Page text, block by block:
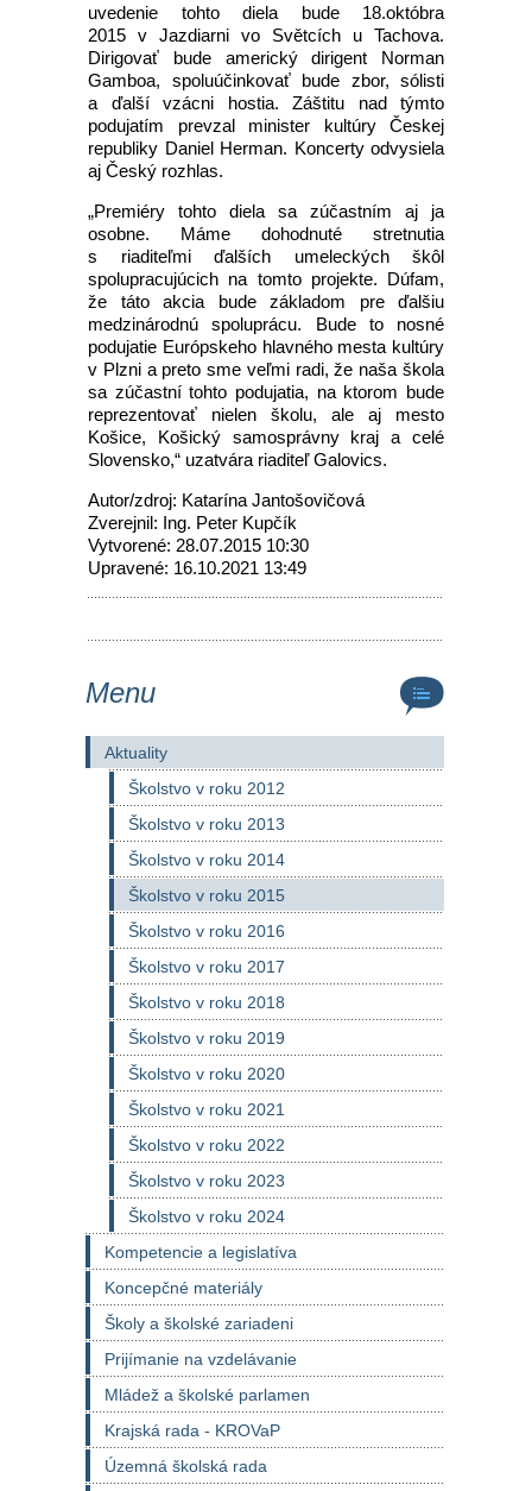
uvedenie tohto diela bude 18.októbra
2015 v Jazdiarni vo Světcích u Tachova.
Dirigovať bude americký dirigent Norman
Gamboa, spoluúčinkovať bude zbor, sólisti
a ďalší vzácni hostia. Záštitu nad týmto
podujatím prevzal minister kultúry Českej
republiky Daniel Herman. Koncerty odvysiela
aj Český rozhlas.
„Premiéry tohto diela sa zúčastním aj ja
osobne. Máme dohodnuté stretnutia
s riaditeľmi ďalších umeleckých škôl
spolupracujúcich na tomto projekte. Dúfam,
že táto akcia bude základom pre ďalšiu
medzinárodnú spoluprácu. Bude to nosné
podujatie Európskeho hlavného mesta kultúry
v Plzni a preto sme veľmi radi, že naša škola
sa zúčastní tohto podujatia, na ktorom bude
reprezentovať nielen školu, ale aj mesto
Košice, Košický samosprávny kraj a celé
Slovensko,“ uzatvára riaditeľ Galovics.
Autor/zdroj: Katarína Jantošovičová
Zverejnil: Ing. Peter Kupčík
Vytvorené: 28.07.2015 10:30
Upravené: 16.10.2021 13:49
Menu
Aktuality
Školstvo v roku 2012
Školstvo v roku 2013
Školstvo v roku 2014
Školstvo v roku 2015
Školstvo v roku 2016
Školstvo v roku 2017
Školstvo v roku 2018
Školstvo v roku 2019
Školstvo v roku 2020
Školstvo v roku 2021
Školstvo v roku 2022
Školstvo v roku 2023
Školstvo v roku 2024
Kompetencie a legislatíva
Koncepčné materiály
Školy a školské zariadeni
Prijímanie na vzdelávanie
Mládež a školské parlamen
Krajská rada - KROVaP
Územná školská rada